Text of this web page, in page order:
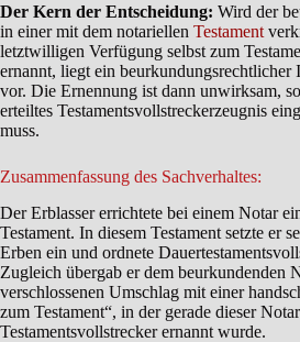
Der Kern der Entscheidung: Wird der
in einer mit dem notariellen Testament
letztwilligen Verfügung selbst zum
ernannt, liegt ein beurkundungsrechtlicher
vor. Die Ernennung ist dann unwirksam,
erteiltes Testamentsvollstreckerzeugnis
muss.
Zusammenfassung des Sachverhaltes:
Der Erblasser errichtete bei einem Notar
Testament. In diesem Testament setzte er
Erben ein und ordnete
Zugleich übergab er dem beurkundenden
verschlossenen Umschlag mit einer
zum Testament“, in der gerade dieser
Testamentsvollstrecker ernannt wurde.